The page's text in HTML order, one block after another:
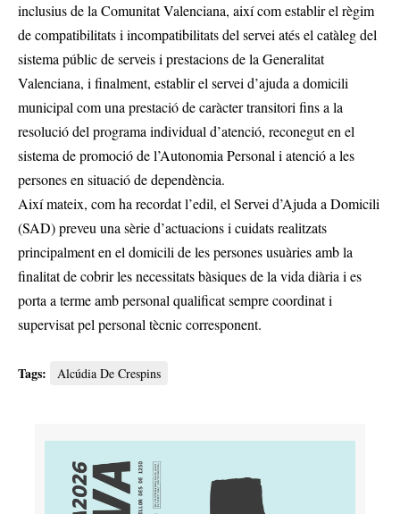
inclusius de la Comunitat Valenciana, així com establir el règim
de compatibilitats i incompatibilitats del servei atés el catàleg del
sistema públic de serveis i prestacions de la Generalitat
Valenciana, i finalment, establir el servei d’ajuda a domicili
municipal com una prestació de caràcter transitori fins a la
resolució del programa individual d’atenció, reconegut en el
sistema de promoció de l’Autonomia Personal i atenció a les
persones en situació de dependència.
Així mateix, com ha recordat l’edil, el Servei d’Ajuda a Domicili
(SAD) preveu una sèrie d’actuacions i cuidats realitzats
principalment en el domicili de les persones usuàries amb la
finalitat de cobrir les necessitats bàsiques de la vida diària i es
porta a terme amb personal qualificat sempre coordinat i
supervisat pel personal tècnic corresponent.
Tags: Alcúdia De Crespins